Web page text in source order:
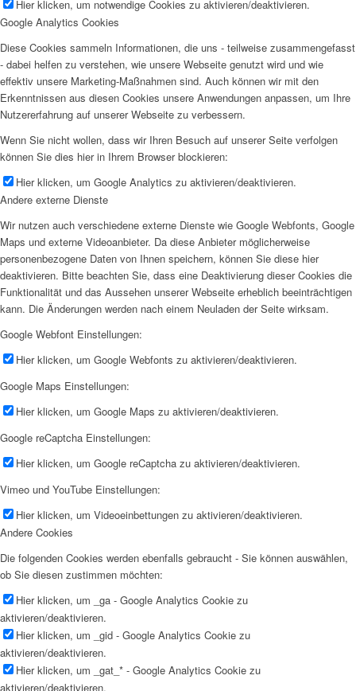
Hier klicken, um notwendige Cookies zu aktivieren/deaktivieren.
Google Analytics Cookies
Diese Cookies sammeln Informationen, die uns - teilweise zusammengefasst
- dabei helfen zu verstehen, wie unsere Webseite genutzt wird und wie
effektiv unsere Marketing-Maßnahmen sind. Auch können wir mit den
Erkenntnissen aus diesen Cookies unsere Anwendungen anpassen, um Ihre
Nutzererfahrung auf unserer Webseite zu verbessern.
Wenn Sie nicht wollen, dass wir Ihren Besuch auf unserer Seite verfolgen
können Sie dies hier in Ihrem Browser blockieren:
Hier klicken, um Google Analytics zu aktivieren/deaktivieren.
Andere externe Dienste
Wir nutzen auch verschiedene externe Dienste wie Google Webfonts, Google
Maps und externe Videoanbieter. Da diese Anbieter möglicherweise
personenbezogene Daten von Ihnen speichern, können Sie diese hier
deaktivieren. Bitte beachten Sie, dass eine Deaktivierung dieser Cookies die
Funktionalität und das Aussehen unserer Webseite erheblich beeinträchtigen
kann. Die Änderungen werden nach einem Neuladen der Seite wirksam.
Google Webfont Einstellungen:
Hier klicken, um Google Webfonts zu aktivieren/deaktivieren.
Google Maps Einstellungen:
Hier klicken, um Google Maps zu aktivieren/deaktivieren.
Google reCaptcha Einstellungen:
Hier klicken, um Google reCaptcha zu aktivieren/deaktivieren.
Vimeo und YouTube Einstellungen:
Hier klicken, um Videoeinbettungen zu aktivieren/deaktivieren.
Andere Cookies
Die folgenden Cookies werden ebenfalls gebraucht - Sie können auswählen,
ob Sie diesen zustimmen möchten:
Hier klicken, um _ga - Google Analytics Cookie zu
aktivieren/deaktivieren.
Hier klicken, um _gid - Google Analytics Cookie zu
aktivieren/deaktivieren.
Hier klicken, um _gat_* - Google Analytics Cookie zu
aktivieren/deaktivieren.